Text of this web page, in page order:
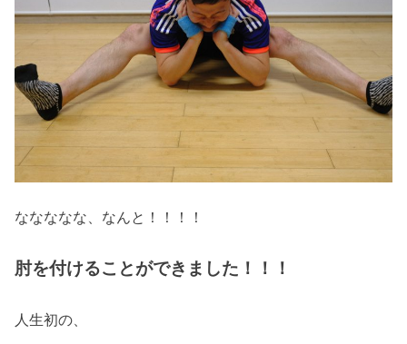
ななななな、なんと！！！！
肘を付けることができました！！！
人生初の、